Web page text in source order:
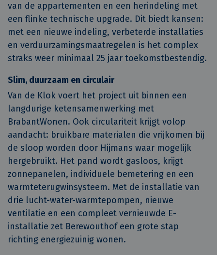
van de appartementen en een herindeling met
een flinke technische upgrade. Dit biedt kansen:
met een nieuwe indeling, verbeterde installaties
en verduurzamingsmaatregelen is het complex
straks weer minimaal 25 jaar toekomstbestendig.
Slim, duurzaam en circulair
Van de Klok voert het project uit binnen een
langdurige ketensamenwerking met
BrabantWonen. Ook circulariteit krijgt volop
aandacht: bruikbare materialen die vrijkomen bij
de sloop worden door Hijmans waar mogelijk
hergebruikt. Het pand wordt gasloos, krijgt
zonnepanelen, individuele bemetering en een
warmteterugwinsysteem. Met de installatie van
drie lucht-water-warmtepompen, nieuwe
ventilatie en een compleet vernieuwde E-
installatie zet Berewouthof een grote stap
richting energiezuinig wonen.